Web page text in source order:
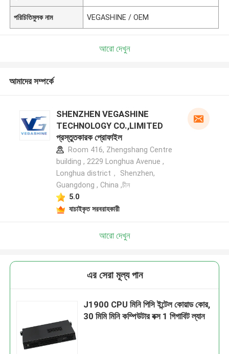
পরিচিতিমুলক নাম VEGASHINE / OEM
আরো দেখুন
আমাদের সম্পর্কে
SHENZHEN VEGASHINE
TECHNOLOGY CO.,LIMITED
প্রস্তুতকারক প্রোফাইল
Room 416, Zhengshang Centre
building , 2229 Longhua Avenue ,
Longhua district， Shenzhen,
Guangdong , China ,চীন
5.0
যাচাইকৃত সরবরাহকারী
আরো দেখুন
এর সেরা মূল্য পান
J1900 CPU মিনি পিসি ইন্টেল কোয়াড কোর,
30 মিমি মিনি কম্পিউটার বক্স 1 গিগাবিট ল্যান